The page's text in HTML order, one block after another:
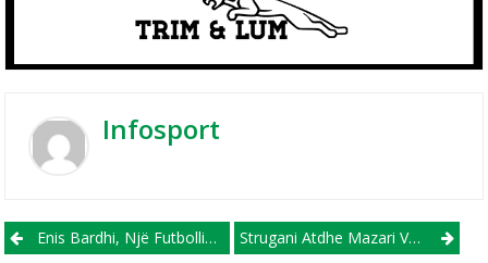
Infosport
Post navigation
Enis Bardhi, Një Futbollistë I Ri I Bodrumspor Strugani Atdhe Mazari Vazhdon Karrierën Në Kroaci!